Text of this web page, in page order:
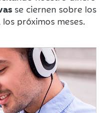
se ciernen sobre los
próximos meses.